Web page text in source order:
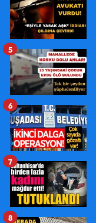
5
6
7
8